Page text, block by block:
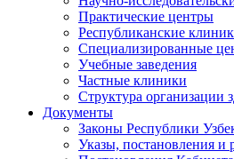
Практические центры
Республиканские
Специализированные
Учебные заведения
Частные клиники
Структура организации
Документы
Законы Республики
Указы, постановления и